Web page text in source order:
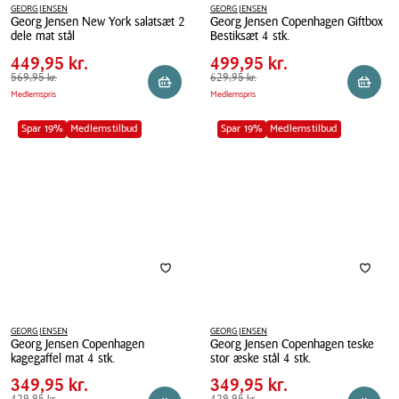
GEORG JENSEN
Georg Jensen New York salatsæt 2
dele mat stål
Georg
Jensen
New
York
salatsæt
Pris
tabel
Pris
449,95 kr.
Spar
120,00 kr.
Førpris
449,95 kr.
569,95 kr.
Medlemspris Læg i kurv
GEORG JENSEN
Georg Jensen Copenhagen Giftbox
Bestiksæt 4 stk.
Georg
Jensen
Copenhagen
Giftbox
Bestiksæt
Pris
tabel
Pris
499,95 kr.
Spar
130,00 kr.
Førpris
499,95 kr.
629,95 kr.
Medlemspris
Spar 19% Medlemstilbud
GEORG JENSEN
Georg Jensen Copenhagen
kagegaffel mat 4 stk.
Georg
Pris
tabel
Pris
349,95 kr.
Spar
80,00 kr.
349,95 kr.
Spar 19% Medlemstilbud
GEORG JENSEN
Georg Jensen Copenhagen teske
stor æske stål 4 stk.
Georg
Pris
tabel
Pris
349,95 kr.
Spar
80,00 kr.
349,95 kr.